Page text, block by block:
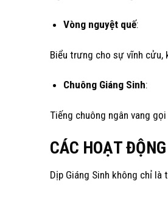
Vòng nguyệt quế:
Biểu trưng cho sự vĩnh cửu,
Chuông Giáng Sinh:
Tiếng chuông ngân vang
CÁC HOẠT
Dịp Giáng Sinh không chỉ